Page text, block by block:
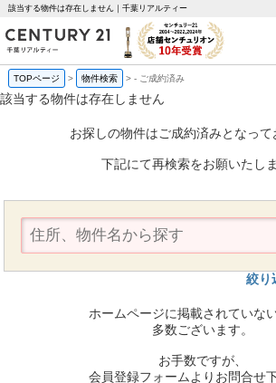
該当する物件は存在しません｜千葉リアルティー
TOPページ > 物件検索 >- ご成約済み
該当する物件は存在しません
お探しの物件はご成約済みとなって
下記にて再検索をお願いたしま
絞り
ホームページに掲載されていな
多数ございます。
お手数ですが、
会員登録フォームよりお問合せ下